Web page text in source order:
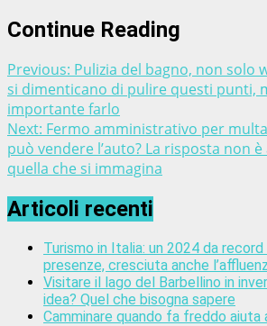
Continue Reading
Previous: Pulizia del bagno, non solo
si dimenticano di pulire questi punti,
importante farlo
Next: Fermo amministrativo per
può vendere l’auto? La risposta non
quella che si immagina
Articoli recenti
Turismo in Italia: un 2024 da
presenze, cresciuta anche
Visitare il lago del Barbellino in
idea? Quel che bisogna sapere
Camminare quando fa freddo aiuta